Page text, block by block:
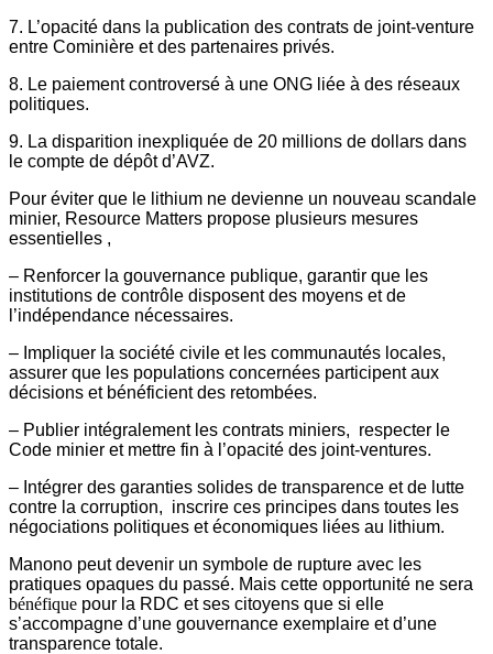
7. L’opacité dans la publication des contrats de joint-venture
entre Cominière et des partenaires privés.
8. Le paiement controversé à une ONG liée à des réseaux
politiques.
9. La disparition inexpliquée de 20 millions de dollars dans
le compte de dépôt d’AVZ.
Pour éviter que le lithium ne devienne un nouveau scandale
minier, Resource Matters propose plusieurs mesures
essentielles ,
– Renforcer la gouvernance publique, garantir que les
institutions de contrôle disposent des moyens et de
l’indépendance nécessaires.
– Impliquer la société civile et les communautés locales,
assurer que les populations concernées participent aux
décisions et bénéficient des retombées.
– Publier intégralement les contrats miniers, respecter le
Code minier et mettre fin à l’opacité des joint-ventures.
– Intégrer des garanties solides de transparence et de lutte
contre la corruption, inscrire ces principes dans toutes les
négociations politiques et économiques liées au lithium.
Manono peut devenir un symbole de rupture avec les
pratiques opaques du passé. Mais cette opportunité ne sera
bénéfique pour la RDC et ses citoyens que si elle
s’accompagne d’une gouvernance exemplaire et d’une
transparence totale.